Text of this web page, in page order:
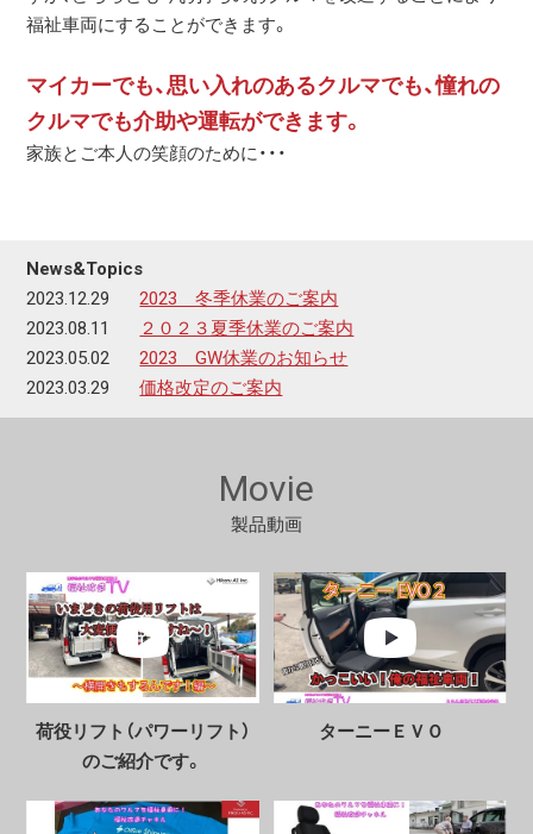
福祉車両にすることができます。
マイカーでも、思い入れのあるクルマでも、憧れの
クルマでも介助や運転ができます。
家族とご本人の笑顔のために・・・
News&Topics
2023.12.29
2023 冬季休業のご案内
2023.08.11
２０２３夏季休業のご案内
2023.05.02
2023 GW休業のお知らせ
2023.03.29
価格改定のご案内
2021.10.18
スタッフ大募集！
『高級車用』福祉改造サービス開始しました。
ご商談、ご相談業務にZOOMシステムを導入い
たしました。
た。
Movie
製品動画
荷役リフト（パワーリフト）
のご紹介です。
ターニーＥＶＯ